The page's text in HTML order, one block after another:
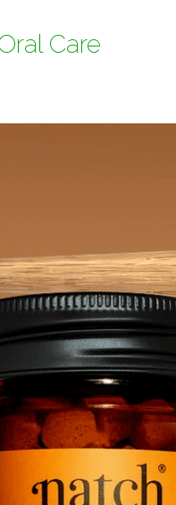
Care